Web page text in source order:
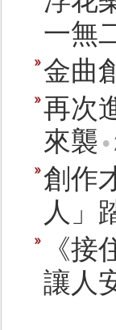
一無
金曲
再次
來襲 •
創作
人」
《
讓人